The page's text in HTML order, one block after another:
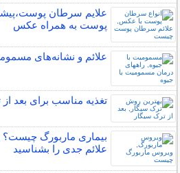
علایم سرطان
پوست به همراه عکس
علائم و نشانه‌های
تغذیه مناسب برای بعد
بیماری ماربورگ
علائم جدی را بشناسید